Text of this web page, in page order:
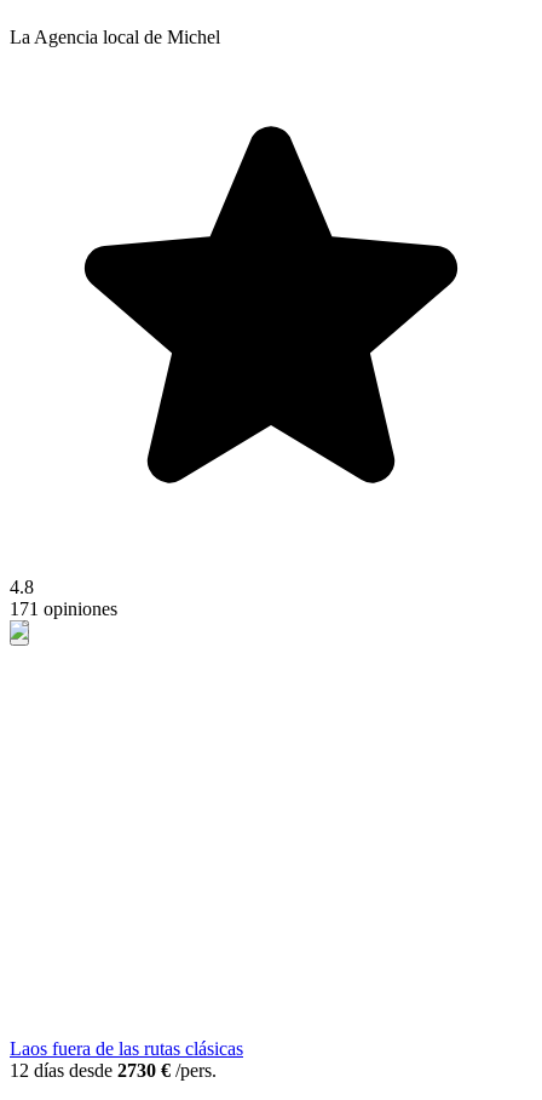
La Agencia local de Michel
4.8
171 opiniones
Laos fuera de las rutas clásicas
12 días desde 2730 € /pers.